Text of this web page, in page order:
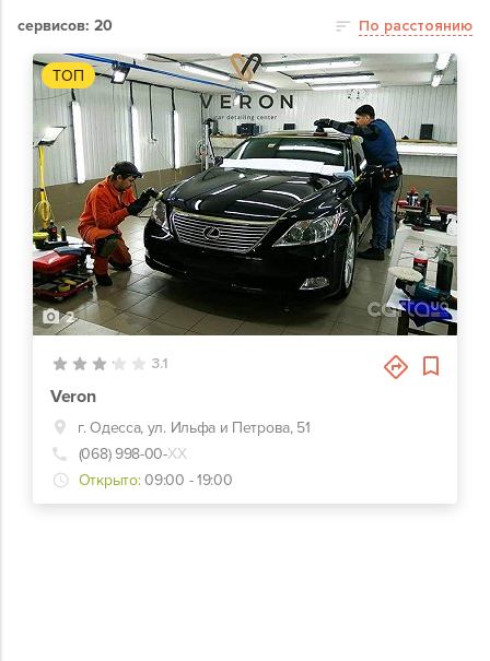
сервисов: 20 По расстоянию
ТОП
2
3.1
Veron
г. Одесса, ул. Ильфа и Петрова, 51
(068) 998-00-ХХ
Открыто: 09:00 - 19:00